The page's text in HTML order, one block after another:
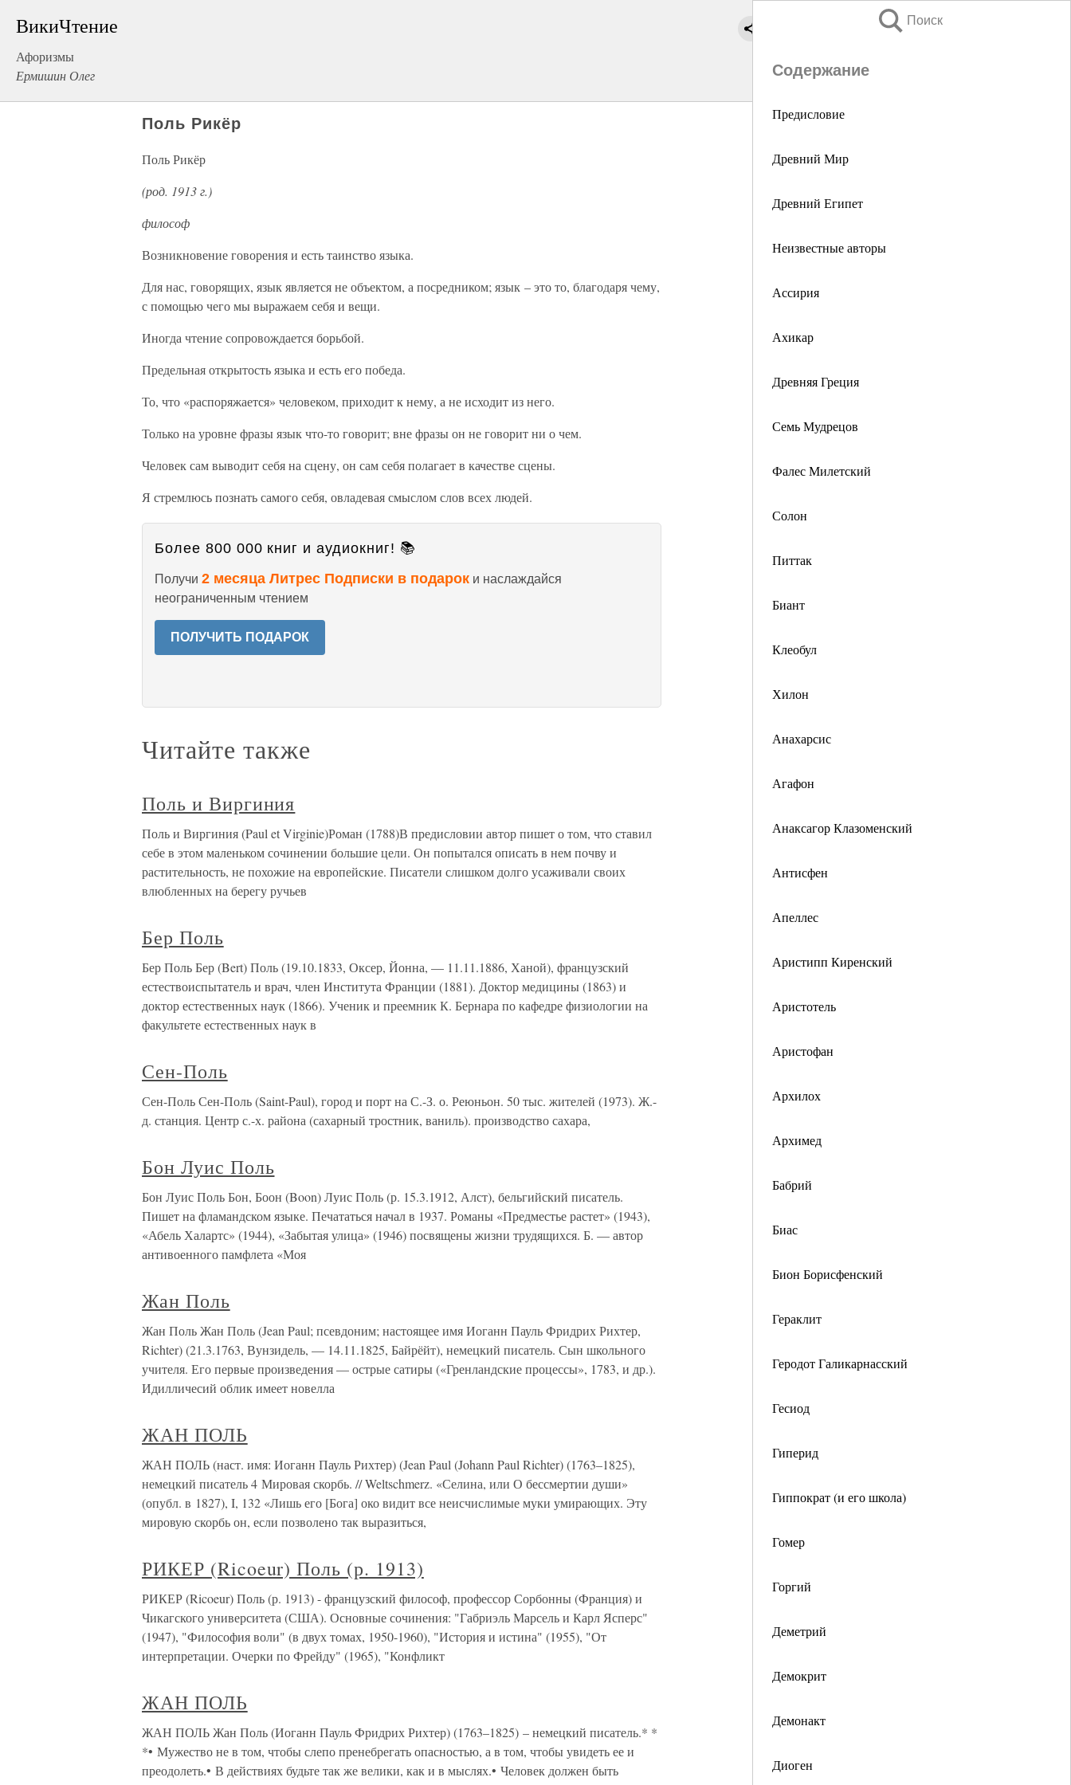
ВикиЧтение
Афоризмы
Ермишин Олег
Поиск
Содержание
Предисловие
Древний Мир
Древний Египет
Неизвестные авторы
Ассирия
Ахикар
Древняя Греция
Семь Мудрецов
Фалес Милетский
Солон
Питтак
Биант
Клеобул
Хилон
Анахарсис
Агафон
Анаксагор Клазоменский
Антисфен
Апеллес
Аристипп Киренский
Аристотель
Аристофан
Архилох
Архимед
Бабрий
Биас
Бион Борисфенский
Гераклит
Геродот Галикарнасский
Гесиод
Гиперид
Гиппократ (и его школа)
Гомер
Горгий
Деметрий
Демокрит
Демонакт
Диоген
Поль Рикёр
Поль Рикёр
(род. 1913 г.)
философ
Возникновение говорения и есть таинство языка.
Для нас, говорящих, язык является не объектом, а посредником; язык – это то, благодаря чему,
с помощью чего мы выражаем себя и вещи.
Иногда чтение сопровождается борьбой.
Предельная открытость языка и есть его победа.
То, что «распоряжается» человеком, приходит к нему, а не исходит из него.
Только на уровне фразы язык что-то говорит; вне фразы он не говорит ни о чем.
Человек сам выводит себя на сцену, он сам себя полагает в качестве сцены.
Я стремлюсь познать самого себя, овладевая смыслом слов всех людей.
Более 800 000 книг и аудиокниг! 📚
Получи 2 месяца Литрес Подписки в подарок и наслаждайся
неограниченным чтением
ПОЛУЧИТЬ ПОДАРОК
Читайте также
Поль и Виргиния
Поль и Виргиния (Paul et Virginie)Роман (1788)В предисловии автор пишет о том, что ставил
себе в этом маленьком сочинении большие цели. Он попытался описать в нем почву и
растительность, не похожие на европейские. Писатели слишком долго усаживали своих
влюбленных на берегу ручьев
Бер Поль
Бер Поль Бер (Bert) Поль (19.10.1833, Оксер, Йонна, — 11.11.1886, Ханой), французский
естествоиспытатель и врач, член Института Франции (1881). Доктор медицины (1863) и
доктор естественных наук (1866). Ученик и преемник К. Бернара по кафедре физиологии на
факультете естественных наук в
Сен-Поль
Сен-Поль Сен-Поль (Saint-Paul), город и порт на С.-З. о. Реюньон. 50 тыс. жителей (1973). Ж.-
д. станция. Центр с.-х. района (сахарный тростник, ваниль). производство сахара,
Бон Луис Поль
Бон Луис Поль Бон, Боон (Boon) Луис Поль (р. 15.3.1912, Алст), бельгийский писатель.
Пишет на фламандском языке. Печататься начал в 1937. Романы «Предместье растет» (1943),
«Абель Халартс» (1944), «Забытая улица» (1946) посвящены жизни трудящихся. Б. — автор
антивоенного памфлета «Моя
Жан Поль
Жан Поль Жан Поль (Jean Paul; псевдоним; настоящее имя Иоганн Пауль Фридрих Рихтер,
Richter) (21.3.1763, Вунзидель, — 14.11.1825, Байрёйт), немецкий писатель. Сын школьного
учителя. Его первые произведения — острые сатиры («Гренландские процессы», 1783, и др.).
Идилличесий облик имеет новелла
ЖАН ПОЛЬ
ЖАН ПОЛЬ (наст. имя: Иоганн Пауль Рихтер) (Jean Paul (Johann Paul Richter) (1763–1825),
немецкий писатель 4 Мировая скорбь. // Weltschmerz. «Селина, или О бессмертии души»
(опубл. в 1827), I, 132 «Лишь его [Бога] око видит все неисчислимые муки умирающих. Эту
мировую скорбь он, если позволено так выразиться,
РИКЕР (Ricoeur) Поль (р. 1913)
РИКЕР (Ricoeur) Поль (р. 1913) - французский философ, профессор Сорбонны (Франция) и
Чикагского университета (США). Основные сочинения: "Габриэль Марсель и Карл Ясперс"
(1947), "Философия воли" (в двух томах, 1950-1960), "История и истина" (1955), "От
интерпретации. Очерки по Фрейду" (1965), "Конфликт
ЖАН ПОЛЬ
ЖАН ПОЛЬ Жан Поль (Иоганн Пауль Фридрих Рихтер) (1763–1825) – немецкий писатель.* *
*• Мужество не в том, чтобы слепо пренебрегать опасностью, а в том, чтобы увидеть ее и
преодолеть.• В действиях будьте так же велики, как и в мыслях.• Человек должен быть